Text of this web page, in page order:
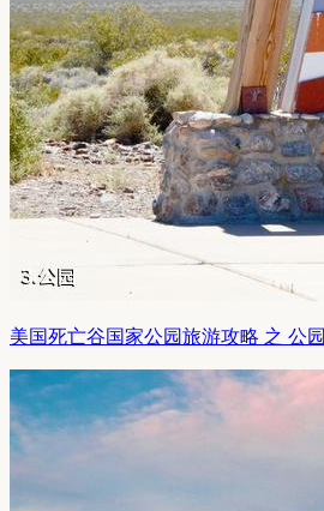
美国死亡谷国家公园旅游攻略 之 公园